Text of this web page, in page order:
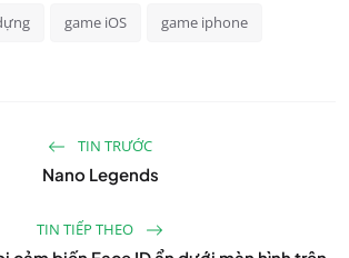
game iOS game iphone
TIN TRƯỚC
Nano Legends
TIN TIẾP THEO